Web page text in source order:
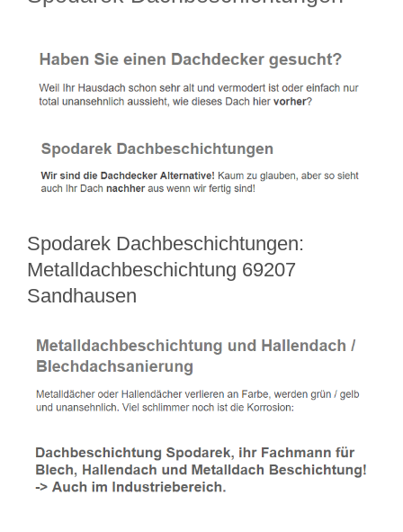
Spodarek Dachbeschichtungen:
Metalldachbeschichtung 69207
Sandhausen